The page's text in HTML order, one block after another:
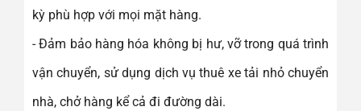
kỳ phù hợp với mọi mặt hàng.
- Đảm bảo hàng hóa không bị hư, vỡ trong quá trình
vận chuyển, sử dụng dịch vụ thuê xe tải nhỏ chuyển
nhà, chở hàng kể cả đi đường dài.